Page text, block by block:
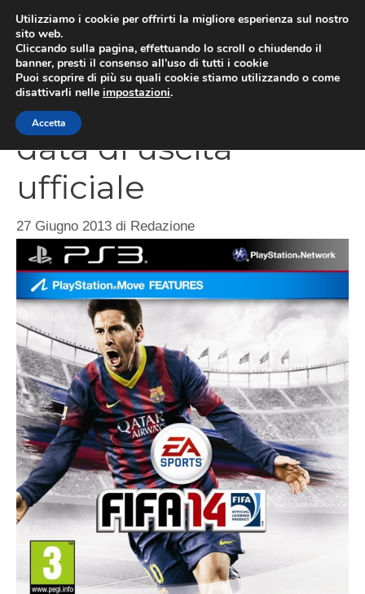
contenuto
FIFA 14, copertina e
data di uscita
ufficiale
27 Giugno 2013 di Redazione
Utilizziamo i cookie per offrirti la migliore esperienza sul nostro
sito web.
Cliccando sulla pagina, effettuando lo scroll o chiudendo il
banner, presti il consenso all’uso di tutti i cookie
Puoi scoprire di più su quali cookie stiamo utilizzando o come
disattivarli nelle impostazioni.
Accetta